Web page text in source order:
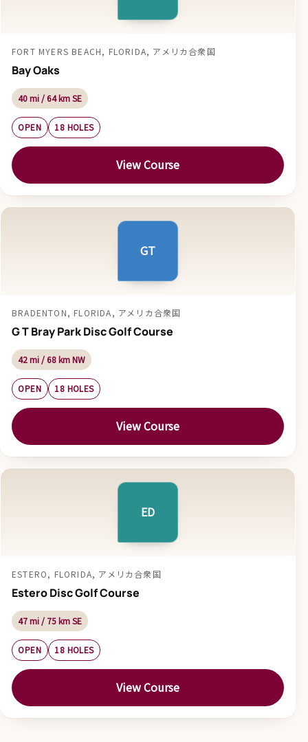
FORT MYERS BEACH, FLORIDA, アメリカ合衆国
Bay Oaks
40 mi / 64 km SE
OPEN 18 HOLES
View Course
GT
BRADENTON, FLORIDA, アメリカ合衆国
G T Bray Park Disc Golf Course
42 mi / 68 km NW
OPEN 18 HOLES
View Course
ED
ESTERO, FLORIDA, アメリカ合衆国
Estero Disc Golf Course
47 mi / 75 km SE
OPEN 18 HOLES
View Course